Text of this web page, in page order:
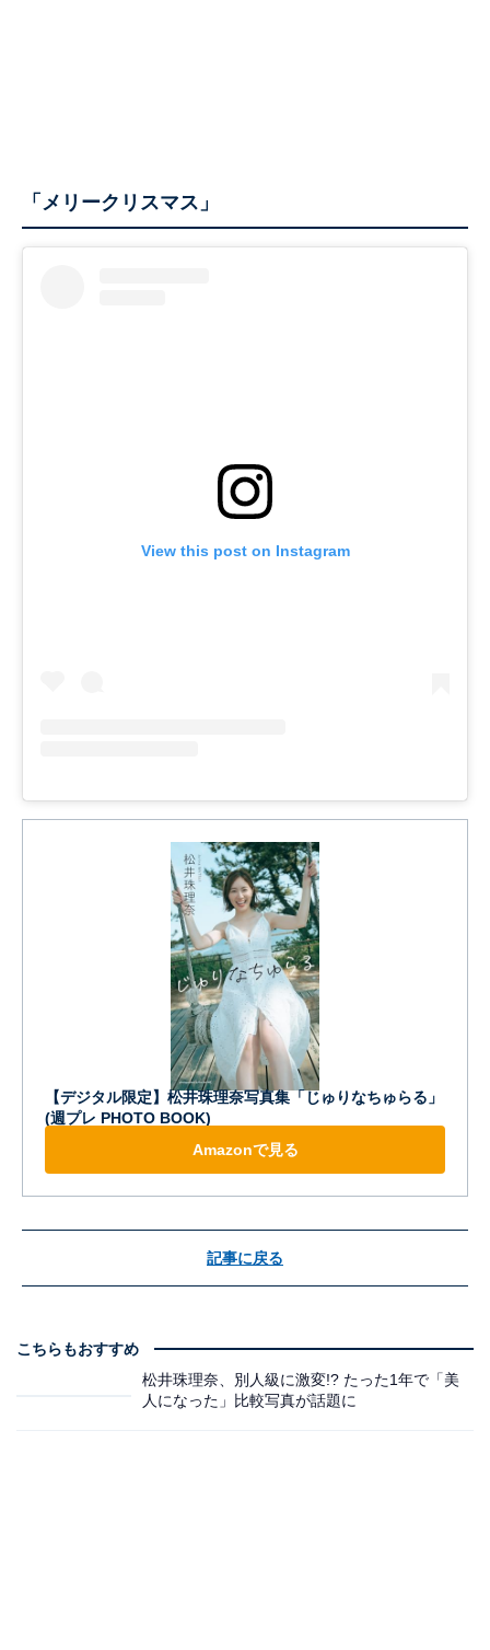
「メリークリスマス」
View this post on Instagram
【デジタル限定】松井珠理奈写真集「じゅりなちゅらる」
(週プレ PHOTO BOOK)
Amazonで見る
記事に戻る
こちらもおすすめ
松井珠理奈、別人級に激変!? たった1年で「美
人になった」比較写真が話題に